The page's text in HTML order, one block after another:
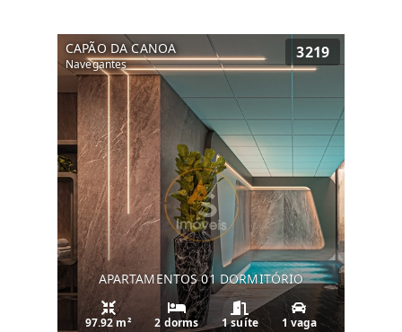
CAPÃO DA CANOA
Navegantes
3219
APARTAMENTOS 01 DORMITÓRIO
97.92 m² 2 dorms 1 suíte 1 vaga